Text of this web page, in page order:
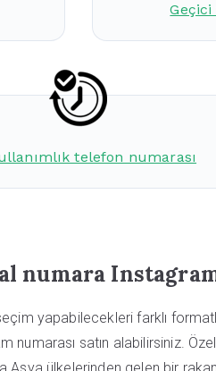
telefon numarası
numara
yapabilecekleri farklı
numarası satın alabilirsiniz.